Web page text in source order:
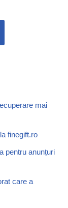
mai
finegift.ro
pentru anunțuri
care a